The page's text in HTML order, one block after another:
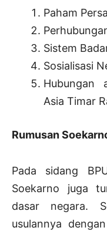
Paham
Sistem
Sosialisasi
Hubungan
Asia Timar
Rumusan
Pada sidang
Soekarno juga
dasar negara.
usulannya